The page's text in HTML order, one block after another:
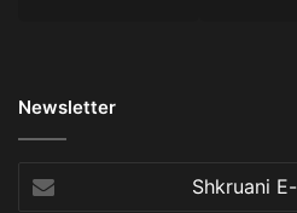
Newsletter
E-